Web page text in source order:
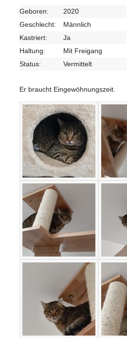
Geboren:
2020
Geschlecht:
Männlich
Kastriert:
Ja
Haltung:
Mit Freigang
Status:
Vermittelt
Er braucht Eingewöhnungszeit.